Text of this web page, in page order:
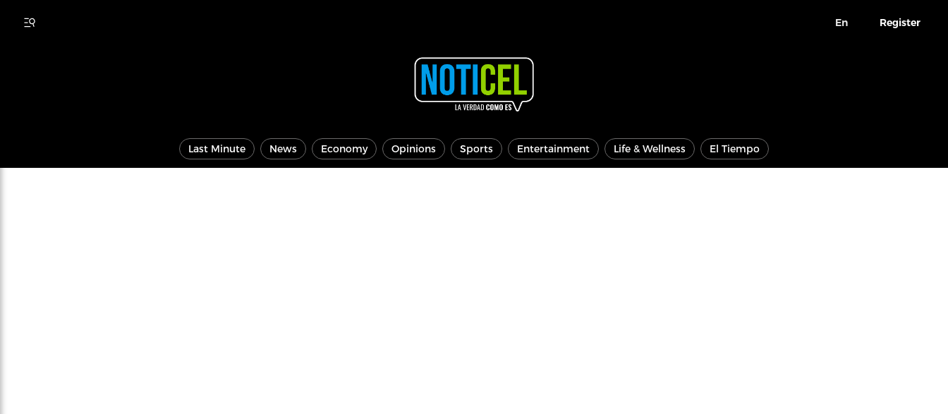
En Register
Last Minute News Economy Opinions Sports Entertainment Life & Wellness El Tiempo